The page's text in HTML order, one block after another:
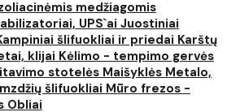
medžiagomis
UPS`ai Juostiniai
šlifuokliai ir priedai Karštų
klijai Kėlimo - tempimo gervės
stotelės Maišyklės Metalo,
šlifuokliai Mūro frezos -
Obliai